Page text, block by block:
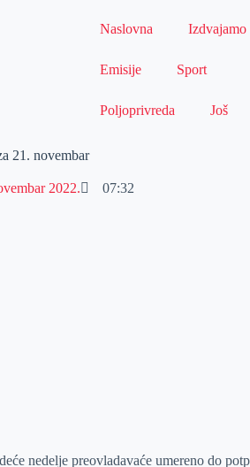
Naslovna Izdvajamo
Emisije Sport
Poljoprivreda Još
21. novembar
2022. 07:32
nedelje preovladavaće umereno do